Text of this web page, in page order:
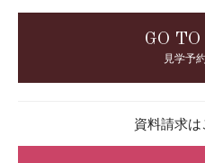
GO
見学予
資料請求は